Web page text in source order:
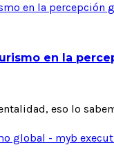
en la
eso lo